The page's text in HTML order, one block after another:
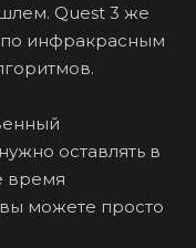
Quest 3 же
по инфракрасным
оставлять в
время
можете просто